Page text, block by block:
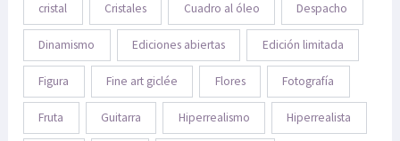
cristal Cristales Cuadro al óleo Despacho
Dinamismo Ediciones abiertas Edición limitada
Figura Fine art giclée Flores Fotografía
Fruta Guitarra Hiperrealismo Hiperrealista